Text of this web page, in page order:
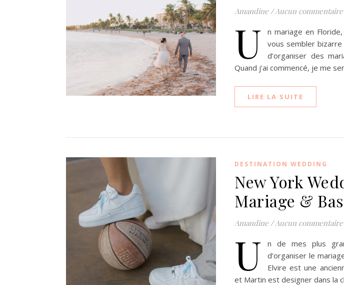
Amandine /Aucun commentaire
U
n mariage en
vous sembler bizarre
d’organiser des
Quand j’ai commencé, je me
LIRE LA SUITE
DESTINATION WEDDING
New York
Mariage &
Amandine /Aucun commentaire
U
n de mes plus
d’organiser le
Elvire est une
et Martin est designer dans la